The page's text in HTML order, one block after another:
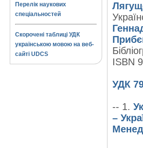
Перелік наукових
спеціальностей
Скорочені таблиці УДК
українською мовою на веб-
сайті UDCS
ISBN
УДК
-- 1.
–